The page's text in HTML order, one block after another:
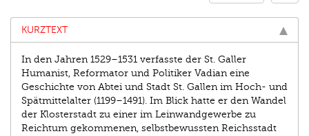
KURZTEXT
In den Jahren 1529–1531 verfasste der St. Galler
Humanist, Reformator und Politiker Vadian eine
Geschichte von Abtei und Stadt St. Gallen im Hoch- und
Spätmittelalter (1199–1491). Im Blick hatte er den Wandel
der Klosterstadt zu einer im Leinwandgewerbe zu
Reichtum gekommenen, selbstbewussten Reichsstadt